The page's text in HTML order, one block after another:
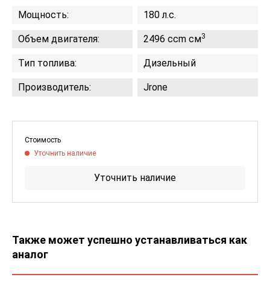
Мощность: 180 л.с.
Объем двигателя: 2496 ccm см3
Тип топлива: Дизельный
Производитель: Jrone
Стоимость
Уточнить наличие
Уточнить наличие
Также может успешно устанавливаться как
аналог